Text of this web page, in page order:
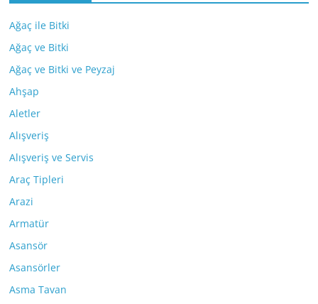
Ağaç ile Bitki
Ağaç ve Bitki
Ağaç ve Bitki ve Peyzaj
Ahşap
Aletler
Alışveriş
Alışveriş ve Servis
Araç Tipleri
Arazi
Armatür
Asansör
Asansörler
Asma Tavan